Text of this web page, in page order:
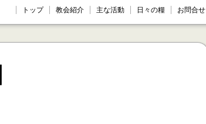
トップ 教会紹介 主な活動 日々の糧 お問合せ